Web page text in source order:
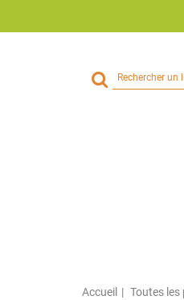
Rechercher
sur
Accueil Toutes